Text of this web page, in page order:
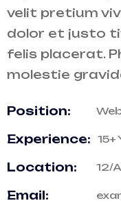
velit pretium
dolor et justo
felis placerat.
molestie
Position:
Experience: 15+
Location: 12/
Email: